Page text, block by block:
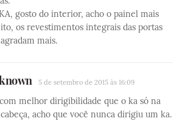
gosto do interior, acho o painel mais
os revestimentos integrais das portas
mais.
5 de setembro de 2015 às 16:09
melhor dirigibilidade que o ka só na
acho que você nunca dirigiu um ka.